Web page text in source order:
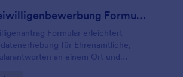
Hospiz Freiwilligenbewerbung Formular
Formular erleichtert
für Ehrenamtliche,
an einem Ort und